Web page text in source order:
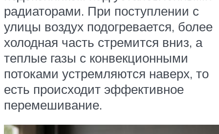
радиаторами. При поступлении с
улицы воздух подогревается, более
холодная часть стремится вниз, а
теплые газы с конвекционными
потоками устремляются наверх, то
есть происходит эффективное
перемешивание.